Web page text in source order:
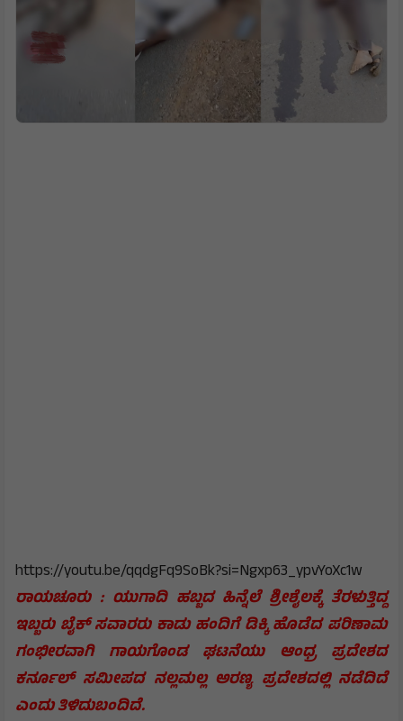
https://youtu.be/qqdgFq9SoBk?si=Ngxp63_ypvYoXc1w
ರಾಯಚೂರು : ಯುಗಾದಿ ಹಬ್ಬದ ಹಿನ್ನೆಲೆ ಶ್ರೀಶೈಲಕ್ಕೆ ತೆರಳುತ್ತಿದ್ದ
ಇಬ್ಬರು ಬೈಕ್ ಸವಾರರು ಕಾಡು ಹಂದಿಗೆ ಡಿಕ್ಕಿ ಹೊಡೆದ ಪರಿಣಾಮ
ಗಂಭೀರವಾಗಿ ಗಾಯಗೊಂಡ ಘಟನೆಯು ಆಂಧ್ರ ಪ್ರದೇಶದ
ಕರ್ನೂಲ್ ಸಮೀಪದ ನಲ್ಲಮಲ್ಲ ಅರಣ್ಯ ಪ್ರದೇಶದಲ್ಲಿ ನಡೆದಿದೆ
ಎಂದು ತಿಳಿದುಬಂದಿದೆ.